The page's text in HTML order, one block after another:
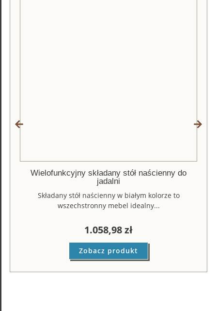
Wielofunkcyjny składany stół naścienny do
jadalni
Składany stół naścienny w białym kolorze to
wszechstronny mebel idealny...
1.058,98zł
Zobacz produkt